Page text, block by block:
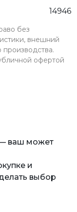
14946
без
внешний
офертой
— ваш может
и
выбор